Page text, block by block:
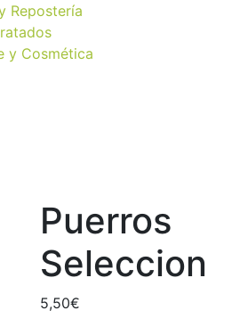
Repostería
y Cosmética
Puerros
Seleccion
5,50€